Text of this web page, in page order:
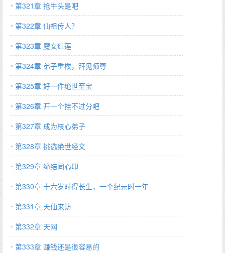
第321章 抢牛头是吧
第322章 仙祖传人？
第323章 魔女红莲
第324章 弟子重楼，拜见师尊
第325章 好一件绝世至宝
第326章 开一个挂不过分吧
第327章 成为核心弟子
第328章 挑选绝世经文
第329章 缔结同心印
第330章 十六岁时得长生，一个纪元时一年
第331章 天仙来访
第332章 天网
第333章 赚钱还是很容易的